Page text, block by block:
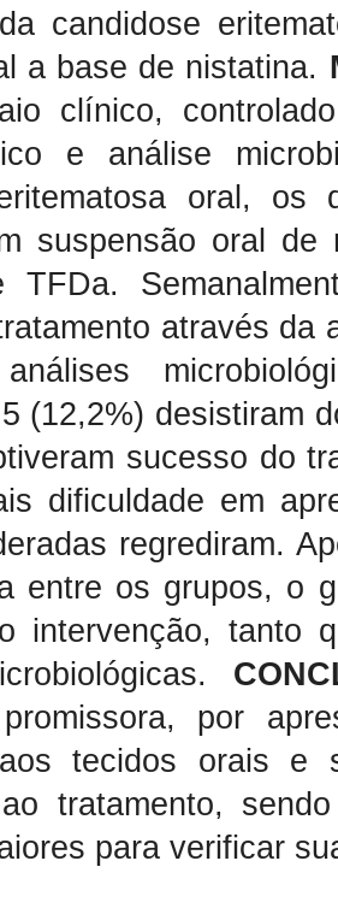
candidose
a base de nistatina.
clínico,
e análise
oral, os
suspensão oral de
TFDa.
através da
(12,2%) desistiram
sucesso do
dificuldade em
regrediram.
entre os grupos, o
intervenção, tanto
por
tecidos orais e
tratamento,
para verificar